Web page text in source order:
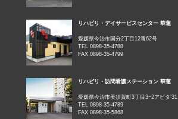
リハビリ・デイサービスセンター 華蓮
愛媛県今治市国分2丁目12番62号
TEL 0898-35-4788
FAX 0898-35-4799
リハビリ・訪問看護ステーション 華蓮
愛媛県今治市美須賀町3丁目3−2アビタ’31
TEL 0898-35-4789
FAX 0898-35-5868